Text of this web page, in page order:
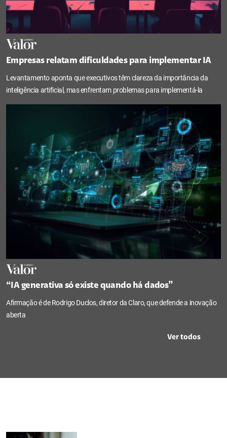
Empresas relatam dificuldades para implementar IA
Levantamento aponta que executivos têm clareza da importância da
inteligência artificial, mas enfrentam problemas para implementá-la
“IA generativa só existe quando há dados”
Afirmação é de Rodrigo Duclos, diretor da Claro, que defende a inovação
aberta
Ver todos